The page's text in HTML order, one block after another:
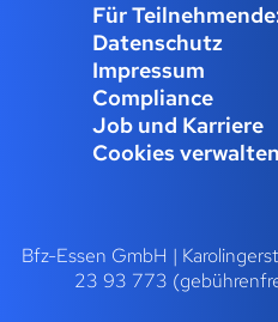
Für
Datenschutz
Impressum
Compliance
Job und Karriere
Cookies verwalten
Bfz-Essen GmbH |
23 93 773